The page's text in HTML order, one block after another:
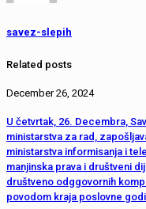
savez-slepih
Related posts
December 26, 2024
U četvrtak, 26. Decembra,
ministarstva za rad,
ministarstva informisanja i
manjinska prava i društveni
društveno odggovornih
povodom kraja poslovne